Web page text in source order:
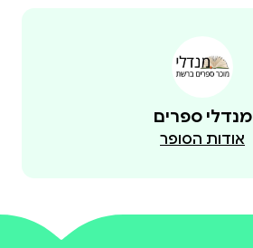
מנדלי ספרים
אודות הסופר